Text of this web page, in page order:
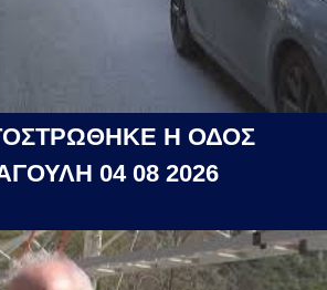
Η ΟΔΟΣ
04 08 2026